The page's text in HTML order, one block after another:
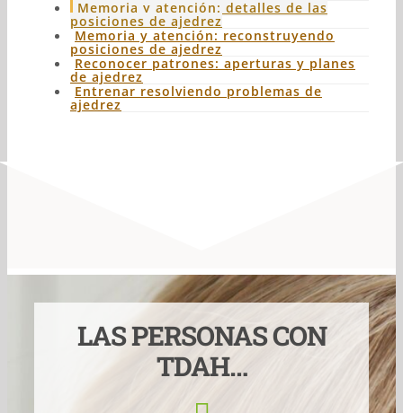
Memoria y atención: detalles de las
posiciones de ajedrez
Memoria y atención: reconstruyendo
posiciones de ajedrez
Reconocer patrones: aperturas y planes
de ajedrez
Entrenar resolviendo problemas de
ajedrez
LAS PERSONAS CON
TDAH…